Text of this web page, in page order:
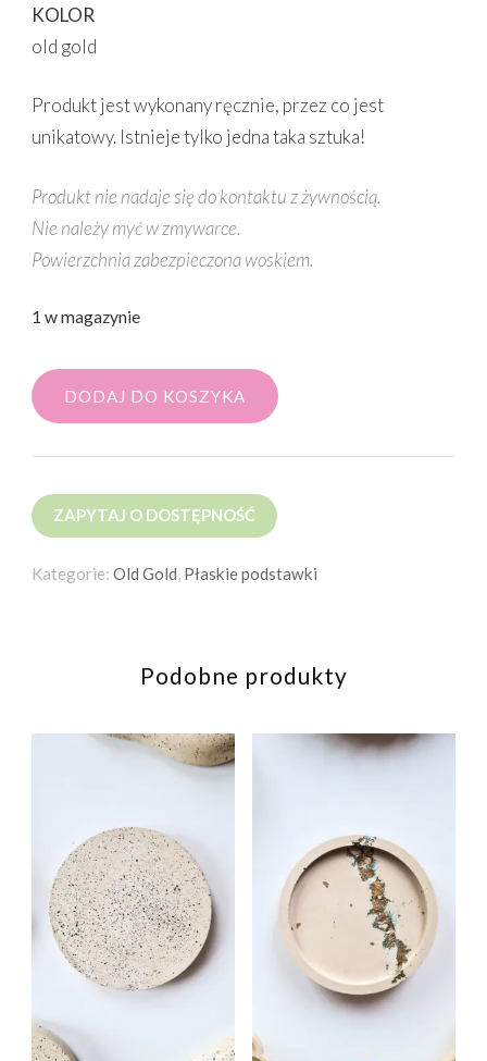
KOLOR
old gold
Produkt jest wykonany ręcznie, przez co jest
unikatowy. Istnieje tylko jedna taka sztuka!
Produkt nie nadaje się do kontaktu z żywnością.
Nie należy myć w zmywarce.
Powierzchnia zabezpieczona woskiem.
1 w magazynie
DODAJ DO KOSZYKA
ZAPYTAJ O DOSTĘPNOŚĆ
Kategorie: Old Gold Płaskie podstawki
Podobne produkty